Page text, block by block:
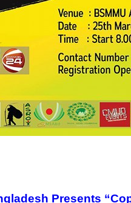
Presents